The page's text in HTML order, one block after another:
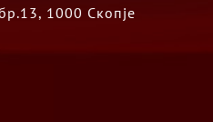
1000 Скопје